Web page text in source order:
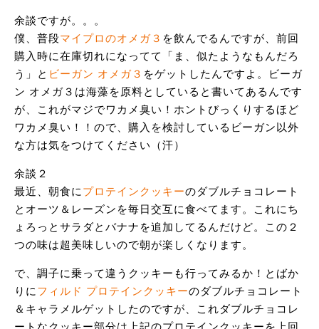
余談ですが。。。
僕、普段マイプロのオメガ３ を飲んでるんですが、前回
購入時に在庫切れになってて「ま、似たようなもんだろ
う」と ビーガン オメガ３ をゲットしたんですよ。ビーガ
ン オメガ３は海藻を原料としていると書いてあるんです
が、これがマジでワカメ臭い！ホントびっくりするほど
ワカメ臭い！！ので、購入を検討しているビーガン以外
な方は気をつけてください（汗）
余談２
最近、朝食に プロテインクッキーのダブルチョコレート
とオーツ＆レーズンを毎日交互に食べてます。これにち
ょろっとサラダとバナナを追加してるんだけど。この２
つの味は超美味しいので朝が楽しくなります。
で、調子に乗って違うクッキーも行ってみるか！とばか
りに フィルド プロテインクッキーのダブルチョコレート
＆キャラメルゲットしたのですが、これダブルチョコレ